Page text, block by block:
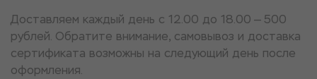
Доставляем каждый день с 12.00 до 18.00 — 500
рублей. Обратите внимание, самовывоз и доставка
сертификата возможны на следующий день после
оформления.